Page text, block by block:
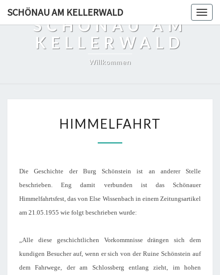
SCHÖNAU AM KELLERWALD
SCHÖNAU AM
KELLERWALD
Willkommen
M
L
A
H
R
HIMMELFAHRT
Die Geschichte der Burg Schönstein ist an anderer Stelle
beschrieben. Eng damit verbunden ist das Schönauer
Himmelfahrtsfest, das von Else Wissenbach in einem Zeitungsartikel
am 21.05.1955 wie folgt beschrieben wurde:
„Alle diese geschichtlichen Vorkommnisse drängen sich dem
kundigen Besucher auf, wenn er sich von der Ruine Schönstein auf
dem Fahrwege, der am Schlossberg entlang zieht, im hohen